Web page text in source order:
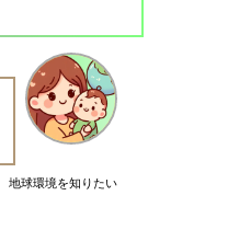
地球環境を知りたい